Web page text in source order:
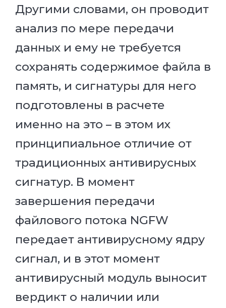
Другими словами, он проводит
анализ по мере передачи
данных и ему не требуется
сохранять содержимое файла в
память, и сигнатуры для него
подготовлены в расчете
именно на это – в этом их
принципиальное отличие от
традиционных антивирусных
сигнатур. В момент
завершения передачи
файлового потока NGFW
передает антивирусному ядру
сигнал, и в этот момент
антивирусный модуль выносит
вердикт о наличии или